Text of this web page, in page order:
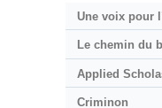
Une voix pour
Le chemin du
Applied
Criminon